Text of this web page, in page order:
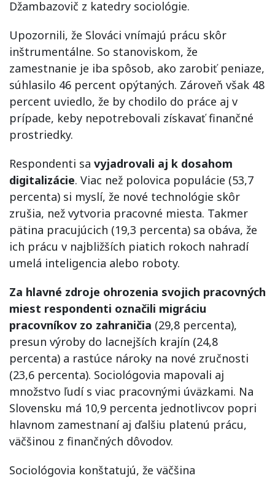
Džambazovič z katedry sociológie.
Upozornili, že Slováci vnímajú prácu skôr
inštrumentálne. So stanoviskom, že
zamestnanie je iba spôsob, ako zarobiť peniaze,
súhlasilo 46 percent opýtaných. Zároveň však 48
percent uviedlo, že by chodilo do práce aj v
prípade, keby nepotrebovali získavať finančné
prostriedky.
Respondenti sa vyjadrovali aj k dosahom
digitalizácie. Viac než polovica populácie (53,7
percenta) si myslí, že nové technológie skôr
zrušia, než vytvoria pracovné miesta. Takmer
pätina pracujúcich (19,3 percenta) sa obáva, že
ich prácu v najbližších piatich rokoch nahradí
umelá inteligencia alebo roboty.
Za hlavné zdroje ohrozenia svojich pracovných
miest respondenti označili migráciu
pracovníkov zo zahraničia (29,8 percenta),
presun výroby do lacnejších krajín (24,8
percenta) a rastúce nároky na nové zručnosti
(23,6 percenta). Sociológovia mapovali aj
množstvo ľudí s viac pracovnými úväzkami. Na
Slovensku má 10,9 percenta jednotlivcov popri
hlavnom zamestnaní aj ďalšiu platenú prácu,
väčšinou z finančných dôvodov.
Sociológovia konštatujú, že väčšina